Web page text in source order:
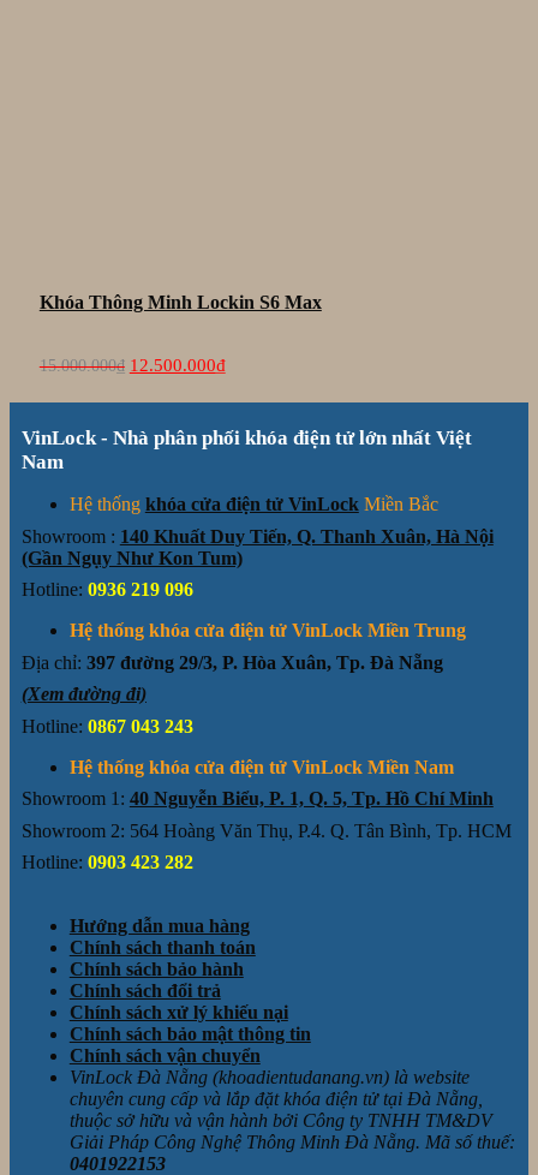
Khóa Thông Minh Lockin S6 Max
15.000.000₫
Giá
gốc
12.500.000₫Giá
hiện
12.500.000₫.
VinLock - Nhà phân phối khóa điện tử lớn nhất Việt
Nam
Hệ thống khóa cửa điện tử VinLock Miền Bắc
Showroom : 140 Khuất Duy Tiến, Q. Thanh Xuân, Hà Nội
(Gần Ngụy Như Kon Tum)
Hotline: 0936 219 096
Hệ thống khóa cửa điện tử VinLock Miền Trung
Địa chỉ: 397 đường 29/3, P. Hòa Xuân, Tp. Đà Nẵng
(Xem đường đi)
Hotline: 0867 043 243
Hệ thống khóa cửa điện tử VinLock Miền Nam
Showroom 1: 40 Nguyễn Biểu, P. 1, Q. 5, Tp. Hồ Chí Minh
Showroom 2: 564 Hoàng Văn Thụ, P.4. Q. Tân Bình, Tp. HCM
Hotline: 0903 423 282
Hướng dẫn mua hàng
Chính sách thanh toán
Chính sách bảo hành
Chính sách đổi trả
Chính sách xử lý khiếu nại
Chính sách bảo mật thông tin
Chính sách vận chuyển
VinLock Đà Nẵng (khoadientudanang.vn) là website
chuyên cung cấp và lắp đặt khóa điện tử tại Đà Nẵng,
thuộc sở hữu và vận hành bởi Công ty TNHH TM&DV
Giải Pháp Công Nghệ Thông Minh Đà Nẵng. Mã số thuế:
0401922153